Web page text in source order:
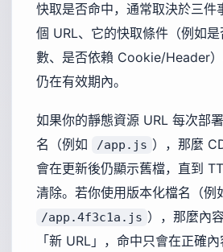
快取是否命中，通常取決於三件
個 URL、它的快取條件（例如
數、是否依賴 Cookie/Header
仍在有效期內。
如果你的靜態資源 URL 每次部
名（例如
/app.js ），那麼
會在更新後仍顯示舊檔，直到
清除。若你使用版本化檔名（例
/app.4f3c1a.js ），那麼內
「新 URL」，命中只會在正確